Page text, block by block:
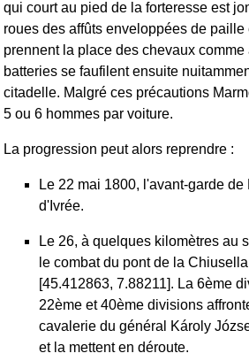
qui court au pied de la forteresse est
roues des affûts enveloppées de paille
prennent la place des chevaux
batteries se faufilent ensuite
citadelle. Malgré ces précautions
5 ou 6 hommes par voiture.
La progression peut alors reprendre :
Le 22 mai 1800, l'avant-garde
d'Ivrée.
Le 26, à quelques kilomètres au
le combat du pont de la Chiusella
[45.412863, 7.88211]. La 6ème
22ème et 40ème divisions
cavalerie du général Károly
et la mettent en déroute.